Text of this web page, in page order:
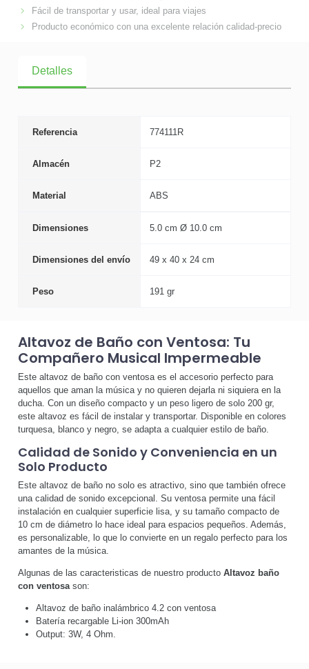
Fácil de transportar y usar, ideal para viajes
Producto económico con una excelente relación calidad-precio
Detalles
Referencia 774111R
Almacén P2
Material ABS
Dimensiones 5.0 cm Ø 10.0 cm
Dimensiones del envío 49 x 40 x 24 cm
Peso 191 gr
Altavoz de Baño con Ventosa: Tu
Compañero Musical Impermeable
Este altavoz de baño con ventosa es el accesorio perfecto para
aquellos que aman la música y no quieren dejarla ni siquiera en la
ducha. Con un diseño compacto y un peso ligero de solo 200 gr,
este altavoz es fácil de instalar y transportar. Disponible en colores
turquesa, blanco y negro, se adapta a cualquier estilo de baño.
Calidad de Sonido y Conveniencia en un
Solo Producto
Este altavoz de baño no solo es atractivo, sino que también ofrece
una calidad de sonido excepcional. Su ventosa permite una fácil
instalación en cualquier superficie lisa, y su tamaño compacto de
10 cm de diámetro lo hace ideal para espacios pequeños. Además,
es personalizable, lo que lo convierte en un regalo perfecto para los
amantes de la música.
Algunas de las caracteristicas de nuestro producto Altavoz baño
con ventosa son:
Altavoz de baño inalámbrico 4.2 con ventosa
Batería recargable Li-ion 300mAh
Output: 3W, 4 Ohm.